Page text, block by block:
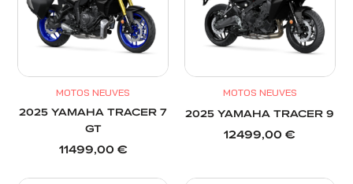
MOTOS NEUVES
2025 YAMAHA TRACER 7
GT
11499,00 €
MOTOS NEUVES
2025 YAMAHA TRACER 9
12499,00€